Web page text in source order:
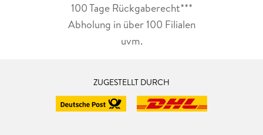
100 Tage Rückgaberecht***
Abholung in über 100 Filialen
uvm.
ZUGESTELLT DURCH